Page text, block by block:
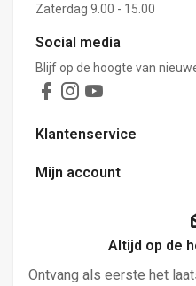
Zaterdag 9.00 - 15.00
Social media
Blijf op de hoogte van
Klantenservice
Mijn account
Altijd op de
Ontvang als eerste het